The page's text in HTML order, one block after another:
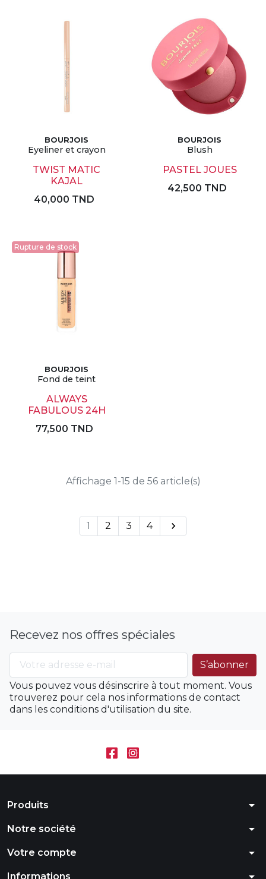
BOURJOIS
Eyeliner et crayon
TWIST MATIC
KAJAL
40,000 TND
BOURJOIS
Blush
PASTEL JOUES
42,500 TND
Rupture de stock
BOURJOIS
Fond de teint
ALWAYS
FABULOUS 24H
77,500 TND
Affichage 1-15 de 56 article(s)
1 2 3 4 
Recevez nos offres spéciales
Vous pouvez vous désinscrire à tout moment. Vous
trouverez pour cela nos informations de contact
dans les conditions d'utilisation du site.
Produits arrow_drop_down
Notre société arrow_drop_down
Votre compte arrow_drop_down
Informations